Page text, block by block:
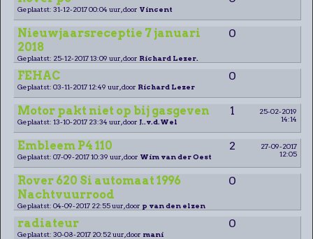
Geplaatst: 31-12-2017 00:04 uur, door Vincent
Nieuwjaarsreceptie 7 januari
2018
0
Geplaatst: 25-12-2017 13:09 uur, door Richard Lezer.
FEHAC 0
Geplaatst: 03-11-2017 12:49 uur, door Richard Lezer
Motor pakt niet op bij gasgeven 1
25-02-2019
14:14
Geplaatst: 13-10-2017 23:34 uur, door J..v.d.Wel
Embleem P4 110 2
27-09-2017
12:05
Geplaatst: 07-09-2017 10:39 uur, door Wim van der Oest
Rover 620 Si automaat 1996
Nachtvuurrood
0
Geplaatst: 04-09-2017 22:55 uur, door p van den elzen
radiateur 0
Geplaatst: 30-08-2017 20:52 uur, door mani